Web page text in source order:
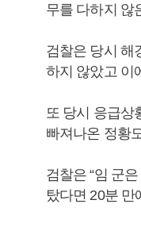
무를 다하지 않
검찰은 당시 해
하지 않았고 이
또 당시 응급상
빠져나온 정황
검찰은 “임 군
탔다면 20분 만